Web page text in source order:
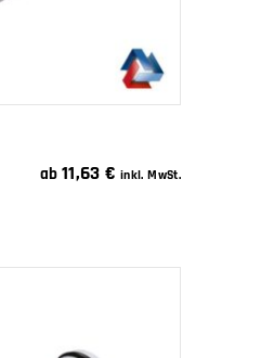
ab 11,63€ inkl. MwSt.